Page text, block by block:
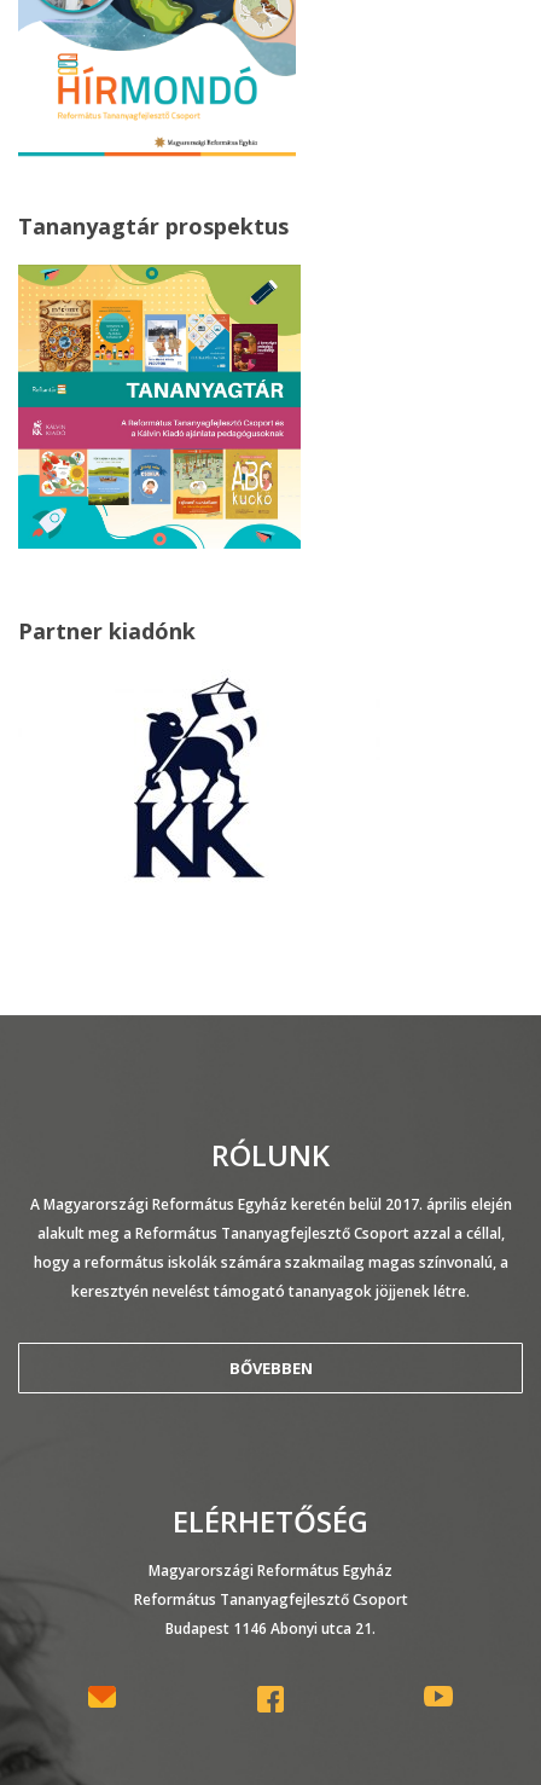
Tananyagtár prospektus
Partner kiadónk
RÓLUNK
A Magyarországi Református Egyház keretén belül 2017. április elején
alakult meg a Református Tananyagfejlesztő Csoport azzal a céllal,
hogy a református iskolák számára szakmailag magas színvonalú, a
keresztyén nevelést támogató tananyagok jöjjenek létre.
BŐVEBBEN
ELÉRHETŐSÉG
Magyarországi Református Egyház
Református Tananyagfejlesztő Csoport
Budapest 1146 Abonyi utca 21.